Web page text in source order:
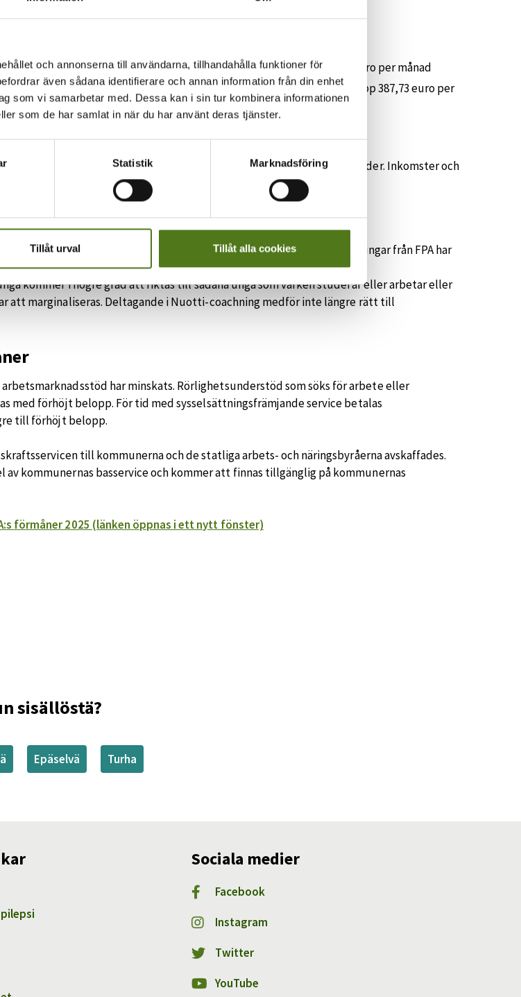
och annonserna till användarna, tillhandahålla funktioner för
även sådana identifierare och annan information från din enhet
som vi samarbetar med. Dessa kan i sin tur kombinera informationen
som de har samlat in när du har använt deras tjänster.
Statistik Marknadsföring
Tillåt urval Tillåt alla cookies
månad
109,97 euro, förhöjt belopp 256,62 euro och högsta belopp 497,60 euro per månad
pensionstagare 84,17 euro, förhöjt belopp 183,36 euro och högsta belopp 387,73 euro per
bostadsbidraget. Bostadsbidrag beviljas inte längre för ägarbostäder. Inkomster och
även pensionstagares bostadsbidrag mer än tidigare.
sjukpension, rehabiliteringspenningar och sjukdagpenningar från FPA har
kommer i högre grad att riktas till sådana unga som varken studerar eller arbetar eller
att marginaliseras. Deltagande i Nuotti-coachning medför inte längre rätt till
har minskats. Rörlighetsunderstöd som söks för arbete eller
med förhöjt belopp. För tid med sysselsättningsfrämjande service betalas
till förhöjt belopp.
till kommunerna och de statliga arbets- och näringsbyråerna avskaffades.
av kommunernas basservice och kommer att finnas tillgänglig på kommunernas
förmåner 2025 (länken öppnas i ett nytt fönster)
sisällöstä?
Epäselvä Turha
Sociala medier
Facebook
Instagram
Twitter
YouTube